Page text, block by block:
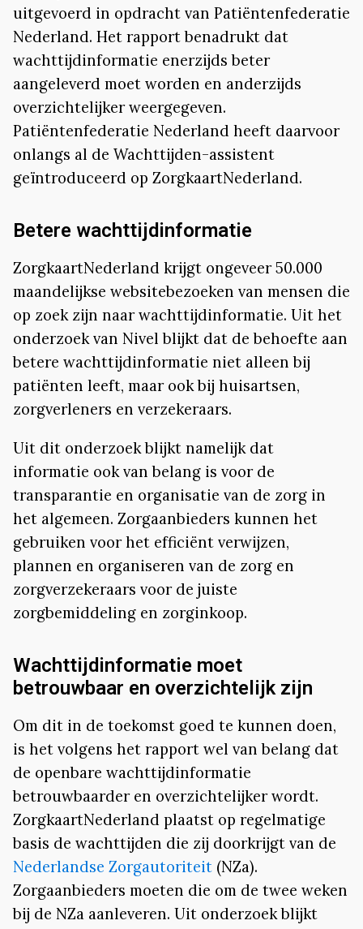
uitgevoerd in opdracht van Patiëntenfederatie
Nederland. Het rapport benadrukt dat
wachttijdinformatie enerzijds beter
aangeleverd moet worden en anderzijds
overzichtelijker weergegeven.
Patiëntenfederatie Nederland heeft daarvoor
onlangs al de Wachttijden-assistent
geïntroduceerd op ZorgkaartNederland.
Betere wachttijdinformatie
ZorgkaartNederland krijgt ongeveer 50.000
maandelijkse websitebezoeken van mensen die
op zoek zijn naar wachttijdinformatie. Uit het
onderzoek van Nivel blijkt dat de behoefte aan
betere wachttijdinformatie niet alleen bij
patiënten leeft, maar ook bij huisartsen,
zorgverleners en verzekeraars.
Uit dit onderzoek blijkt namelijk dat
informatie ook van belang is voor de
transparantie en organisatie van de zorg in
het algemeen. Zorgaanbieders kunnen het
gebruiken voor het efficiënt verwijzen,
plannen en organiseren van de zorg en
zorgverzekeraars voor de juiste
zorgbemiddeling en zorginkoop.
Wachttijdinformatie moet
betrouwbaar en overzichtelijk zijn
Om dit in de toekomst goed te kunnen doen,
is het volgens het rapport wel van belang dat
de openbare wachttijdinformatie
betrouwbaarder en overzichtelijker wordt.
ZorgkaartNederland plaatst op regelmatige
basis de wachttijden die zij doorkrijgt van de
Nederlandse Zorgautoriteit (NZa).
Zorgaanbieders moeten die om de twee weken
bij de NZa aanleveren. Uit onderzoek blijkt